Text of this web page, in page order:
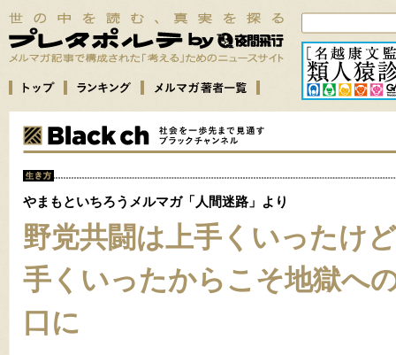
やまもといちろうメルマガ「人間迷路」より
野党共闘は上手くいったけ
手くいったからこそ地獄へ
口に